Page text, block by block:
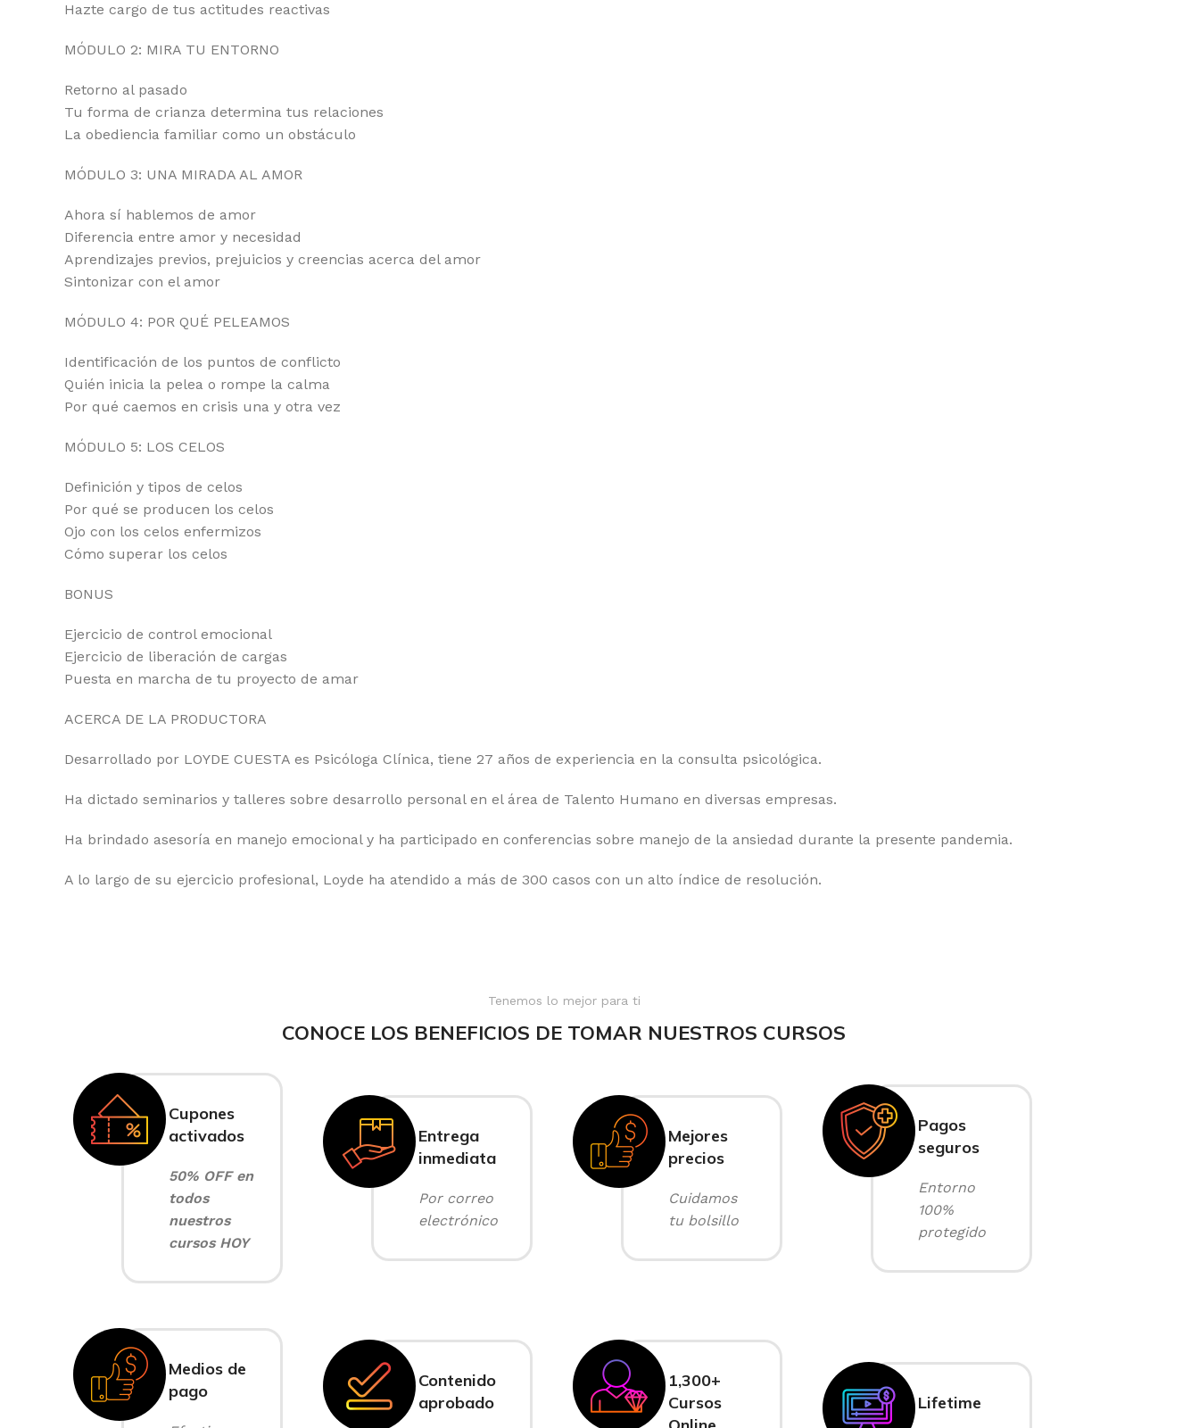
Hazte cargo de tus actitudes reactivas
MÓDULO 2: MIRA TU ENTORNO
Retorno al pasado
Tu forma de crianza determina tus relaciones
La obediencia familiar como un obstáculo
MÓDULO 3: UNA MIRADA AL AMOR
Ahora sí hablemos de amor
Diferencia entre amor y necesidad
Aprendizajes previos, prejuicios y creencias acerca del amor
Sintonizar con el amor
MÓDULO 4: POR QUÉ PELEAMOS
Identificación de los puntos de conflicto
Quién inicia la pelea o rompe la calma
Por qué caemos en crisis una y otra vez
MÓDULO 5: LOS CELOS
Definición y tipos de celos
Por qué se producen los celos
Ojo con los celos enfermizos
Cómo superar los celos
BONUS
Ejercicio de control emocional
Ejercicio de liberación de cargas
Puesta en marcha de tu proyecto de amar
ACERCA DE LA PRODUCTORA
Desarrollado por LOYDE CUESTA es Psicóloga Clínica, tiene 27 años de experiencia en la consulta psicológica.
Ha dictado seminarios y talleres sobre desarrollo personal en el área de Talento Humano en diversas empresas.
Ha brindado asesoría en manejo emocional y ha participado en conferencias sobre manejo de la ansiedad durante la presente pandemia.
A lo largo de su ejercicio profesional, Loyde ha atendido a más de 300 casos con un alto índice de resolución.
Tenemos lo mejor para ti
CONOCE LOS BENEFICIOS DE TOMAR NUESTROS CURSOS
Cupones
activados
50% OFF en
todos
nuestros
cursos HOY
Entrega
inmediata
Por correo
electrónico
Mejores
precios
Cuidamos
tu bolsillo
Pagos
seguros
Entorno
100%
protegido
Medios de
pago
Contenido
aprobado
1,300+
Cursos
Lifetime